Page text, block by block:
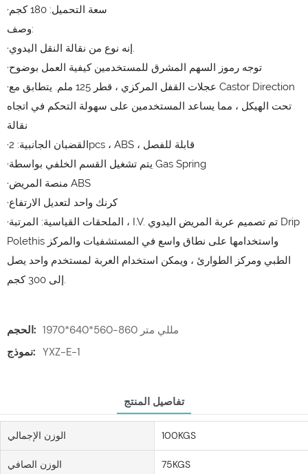
·سعة التحميل: 180 كجم
وصف:
·إنه نوع من نقالة النقل اليدوي.
·توجه رموز السهم المشرق للمستخدمين كيفية العمل بوضوح
·عجلات القفل المركزي ، قطر 125 ملم. يتطابق مع Castor Direction
تحت الهيكل ، مما يساعد المستخدمين على سهولة التحكم في اتجاه
نقالة
·القضبان الجانبية: 2pcs ، ABS ، قابلة للفصل
·يتم تشغيل القسم الخلفي بواسطة Gas Spring
·منصة المريض ABS
·كرنك واحد لتعديل الارتفاع
·الملحقات القياسية: المرتبة ، I.V. تم تصميم عربة المريض اليدوي Drip
Polethis واستخدامها على نطاق واسع في المستشفيات والمركز
الطبي ومركز الطوارئ ، ويمكن استخدام العربة لمستخدم واحد يصل
إلى 300 كجم.
الحجم:
1970*640*560-860 مللي متر
نموذج: YXZ-E-1
تفاصيل المنتج
الوزن الإجمالي 100KGS
الوزن الصافي 75KGS